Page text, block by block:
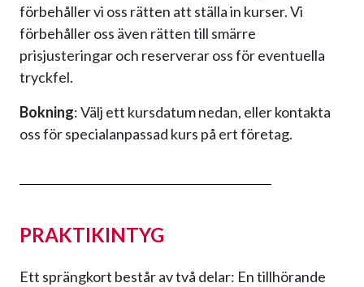
förbehåller vi oss rätten att ställa in kurser. Vi
förbehåller oss även rätten till smärre
prisjusteringar och reserverar oss för eventuella
tryckfel.
Bokning: Välj ett kursdatum nedan, eller kontakta
oss för specialanpassad kurs på ert företag.
PRAKTIKINTYG
Ett sprängkort består av två delar: En tillhörande